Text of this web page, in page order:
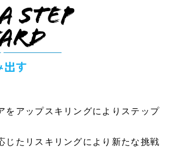
す
step
をアップスキリングによりステップ
じたリスキリングにより新たな挑戦